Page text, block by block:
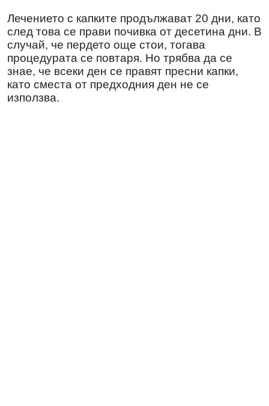
Лечението с капките продължават 20 дни, като
след това се прави почивка от десетина дни. В
случай, че пердето още стои, тогава
процедурата се повтаря. Но трябва да се
знае, че всеки ден се правят пресни капки,
като сместа от предходния ден не се
използва.